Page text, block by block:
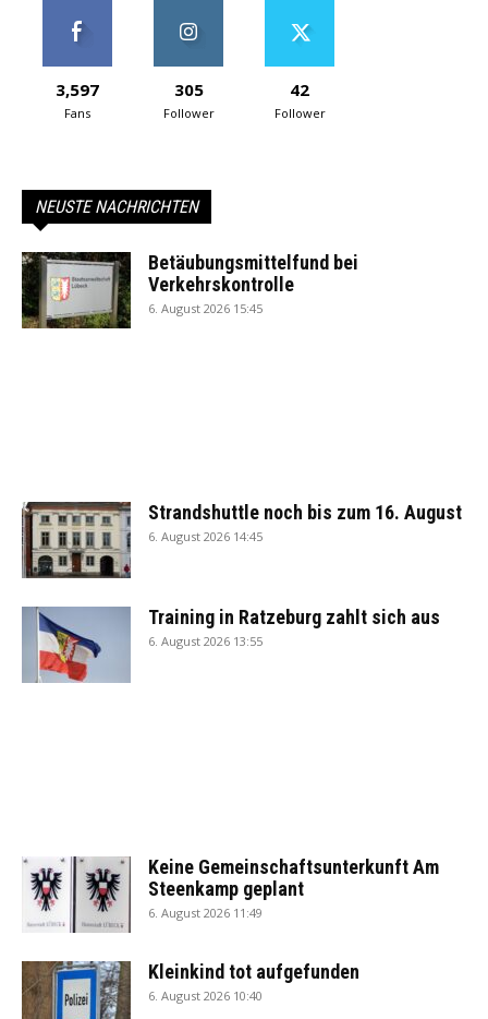
3,597
Fans
305
Follower
42
Follower
NEUSTE NACHRICHTEN
Betäubungsmittelfund bei
Verkehrskontrolle
6. August 2026 15:45
Strandshuttle noch bis zum 16. August
6. August 2026 14:45
Training in Ratzeburg zahlt sich aus
6. August 2026 13:55
Keine Gemeinschaftsunterkunft Am
Steenkamp geplant
6. August 2026 11:49
Kleinkind tot aufgefunden
6. August 2026 10:40